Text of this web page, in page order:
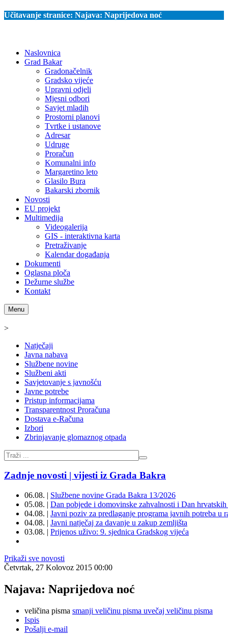
Učitavanje stranice: Najava: Naprijedova noć
Naslovnica
Grad Bakar
Gradonačelnik
Gradsko vijeće
Upravni odjeli
Mjesni odbori
Savjet mladih
Prostorni planovi
Tvrtke i ustanove
Adresar
Udruge
Proračun
Komunalni info
Margaretino leto
Glasilo Bura
Bakarski zbornik
Novosti
EU projekt
Multimedija
Videogalerija
GIS - interaktivna karta
Pretraživanje
Kalendar događanja
Dokumenti
Oglasna ploča
Dežurne službe
Kontakt
Menu
>
Natječaji
Javna nabava
Službene novine
Službeni akti
Savjetovanje s javnošću
Javne potrebe
Pristup informacijama
Transparentnost Proračuna
Dostava e-Računa
Izbori
Zbrinjavanje glomaznog otpada
Zadnje novosti | vijesti iz Grada Bakra
06.08. | Službene novine Grada Bakra 13/2026
05.08. | Dan pobjede i domovinske zahvalnosti i Dan
04.08. | Javni poziv za predlaganje programa javnih potreba
04.08. | Javni natječaj za davanje u zakup zemljišta
03.08. | Prijenos uživo: 9. sjednica Gradskog vijeća
Prikaži sve novosti
Četvrtak, 27 Kolovoz 2015 00:00
Najava: Naprijedova noć
veličina pisma smanji veličinu pisma uvečaj veličinu pisma
Ispis
Pošalji e-mail